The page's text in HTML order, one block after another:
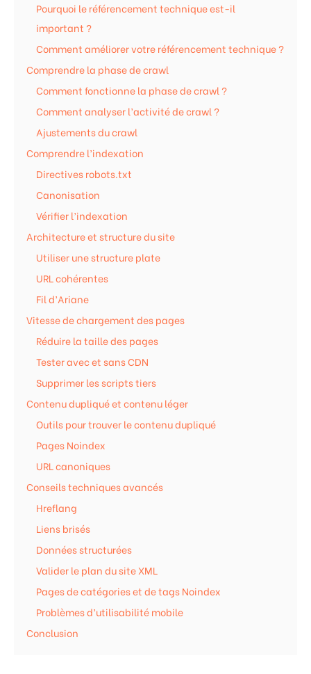
Pourquoi le référencement technique est-il
important ?
Comment améliorer votre référencement technique ?
Comprendre la phase de crawl
Comment fonctionne la phase de crawl ?
Comment analyser l’activité de crawl ?
Ajustements du crawl
Comprendre l’indexation
Directives robots.txt
Canonisation
Vérifier l’indexation
Architecture et structure du site
Utiliser une structure plate
URL cohérentes
Fil d’Ariane
Vitesse de chargement des pages
Réduire la taille des pages
Tester avec et sans CDN
Supprimer les scripts tiers
Contenu dupliqué et contenu léger
Outils pour trouver le contenu dupliqué
Pages Noindex
URL canoniques
Conseils techniques avancés
Hreflang
Liens brisés
Données structurées
Valider le plan du site XML
Pages de catégories et de tags Noindex
Problèmes d’utilisabilité mobile
Conclusion